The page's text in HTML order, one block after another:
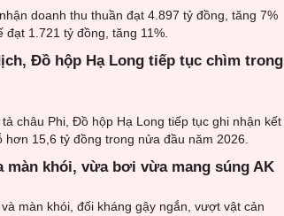
doanh thu thuần đạt 4.897 tỷ đồng, tăng 7%
1.721 tỷ đồng, tăng 11%.
Đồ hộp Hạ Long tiếp tục chìm trong
châu Phi, Đồ hộp Hạ Long tiếp tục ghi nhận kết
15,6 tỷ đồng trong nửa đầu năm 2026.
màn khói, vừa bơi vừa mang súng AK
màn khói, đối kháng gậy ngắn, vượt vật cản